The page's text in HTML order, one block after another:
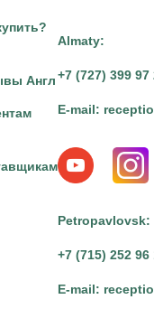
Англ
Almaty:
+7 (727) 399 97
E-mail:
Petropavlovsk:
+7 (715) 252 96
E-mail: